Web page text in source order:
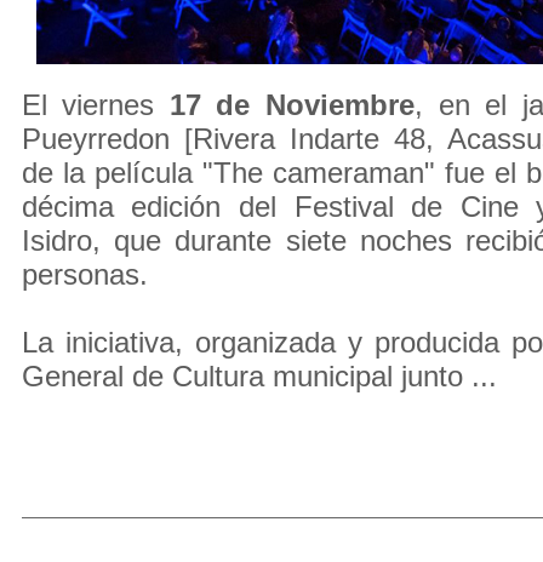
El viernes 17 de Noviembre, en el
Pueyrredon [Rivera Indarte 48,
de la película "The cameraman" fue el
décima edición del Festival de Cine
Isidro, que durante siete noches
personas.
La iniciativa, organizada y producida
General de Cultura municipal junto ...